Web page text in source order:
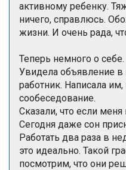
активному ребенку.
ничего, справлюсь.
жизни. И очень рада,
Теперь немного о себе.
Увидела объявление в
работник. Написала
сообеседование.
Сказали, что если
Сегодня даже сон
Работать два раза в
это идеально. Такой
посмотрим, что они